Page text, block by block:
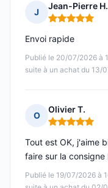
J
Jean-Pierre H.
Note : 5 sur 5
Publié le 20/07/2026 à
suite à un achat du 13/
Envoi rapide
O
Olivier T.
Note : 5 sur 5
Publié le 19/07/2026 à
Tout est OK, j'aime
faire sur la consigne